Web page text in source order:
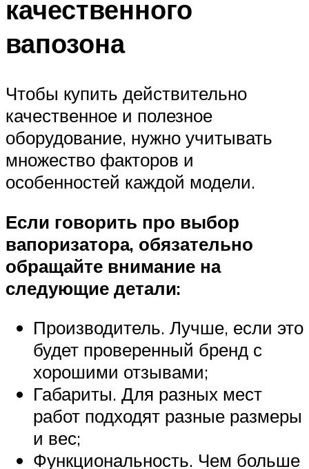
качественного
вапозона
Чтобы купить действительно
качественное и полезное
оборудование, нужно учитывать
множество факторов и
особенностей каждой модели.
Если говорить про выбор
вапоризатора, обязательно
обращайте внимание на
следующие детали:
Производитель. Лучше, если это
будет проверенный бренд с
хорошими отзывами;
Габариты. Для разных мест
работ подходят разные размеры
и вес;
Функциональность. Чем больше